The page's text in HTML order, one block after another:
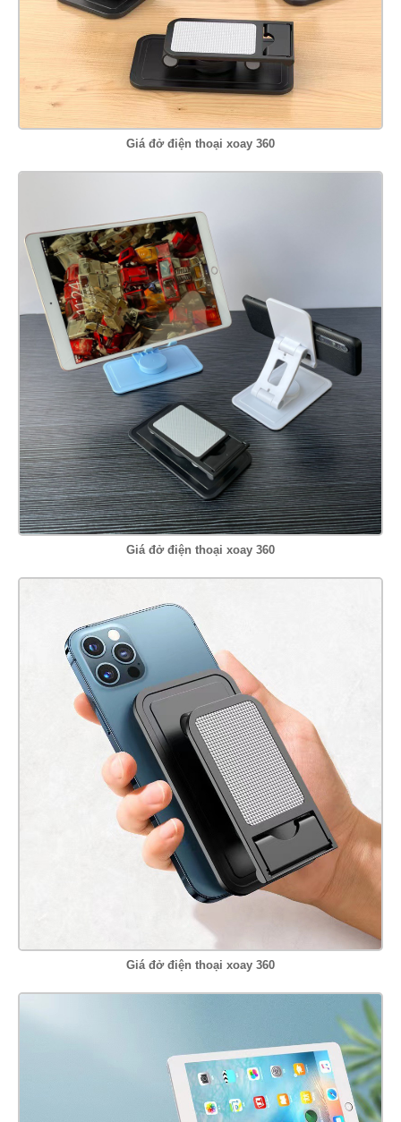
Giá đở điện thoại xoay 360
Giá đở điện thoại xoay 360
Giá đở điện thoại xoay 360